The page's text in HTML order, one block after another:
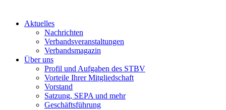
Aktuelles
Nachrichten
Verbandsveranstaltungen
Verbandsmagazin
Über uns
Profil und Aufgaben des STBV
Vorteile Ihrer Mitgliedschaft
Vorstand
Satzung, SEPA und mehr
Geschäftsführung